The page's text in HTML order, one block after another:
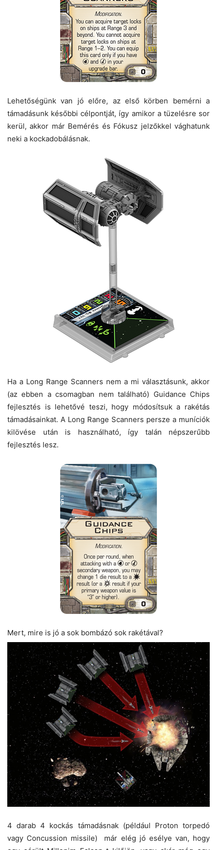
Lehetőségünk van jó előre, az első körben bemérni a
támadásunk későbbi célpontját, így amikor a tüzelésre sor
kerül, akkor már Bemérés és Fókusz jelzőkkel vághatunk
neki a kockadobálásnak.
Ha a Long Range Scanners nem a mi választásunk, akkor
(az ebben a csomagban nem található) Guidance Chips
fejlesztés is lehetővé teszi, hogy módosítsuk a rakétás
támadásainkat. A Long Range Scanners persze a muníciók
kilövése után is használható, így talán népszerűbb
fejlesztés lesz.
Mert, mire is jó a sok bombázó sok rakétával?
4 darab 4 kockás támadásnak (például Proton torpedó
vagy Concussion missile) már elég jó esélye van, hogy